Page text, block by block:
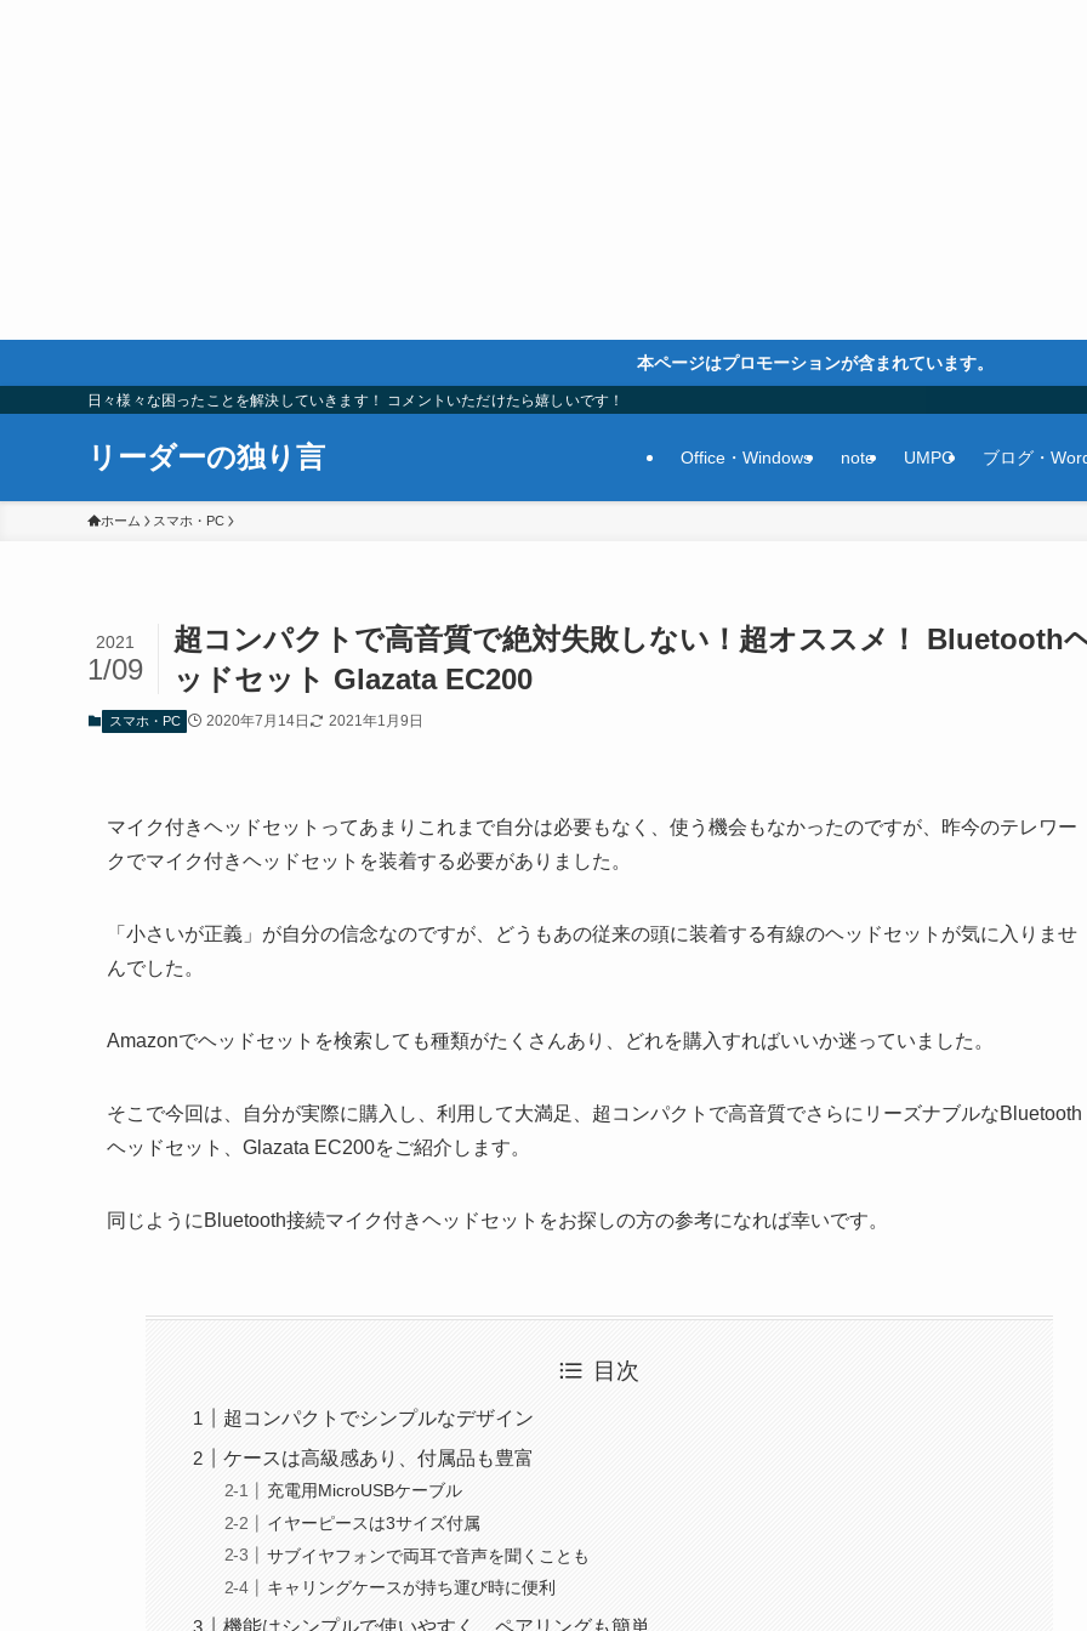
本ページはプロモーションが含まれています。
日々様々な困ったことを解決していきます！ コメントいただけたら嬉しいです！
リーダーの独り言 Office・Windows note UMPC ブログ・
ホーム スマホ・PC
超コンパクトで高音質で絶対失敗しない！超オススメ！ Bluetooth
ッドセット Glazata EC200
2021
1/09
スマホ・PC 2020年7月14日 2021年1月9日
マイク付きヘッドセットってあまりこれまで自分は必要もなく、使う機会もなかったのですが、昨今のテレワー
クでマイク付きヘッドセットを装着する必要がありました。
「小さいが正義」が自分の信念なのですが、どうもあの従来の頭に装着する有線のヘッドセットが気に入りませ
んでした。
Amazonでヘッドセットを検索しても種類がたくさんあり、どれを購入すればいいか迷っていました。
そこで今回は、自分が実際に購入し、利用して大満足、超コンパクトで高音質でさらにリーズナブルなBluetooth
ヘッドセット、Glazata EC200をご紹介します。
同じようにBluetooth接続マイク付きヘッドセットをお探しの方の参考になれば幸いです。
目次
超コンパクトでシンプルなデザイン
ケースは高級感あり、付属品も豊富
充電用MicroUSBケーブル
イヤーピースは3サイズ付属
サブイヤフォンで両耳で音声を聞くことも
キャリングケースが持ち運び時に便利